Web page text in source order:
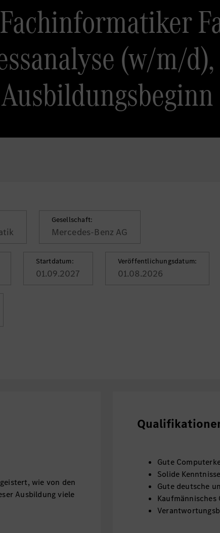
(w/m/
Gesellschaft:
Mercedes-Benz AG
Startdatum:
01.09.2027
Veröffentlichungsdatum:
01.08.2026
wie von den
Ausbildung viele
Gute
Solide
Gute deutsche